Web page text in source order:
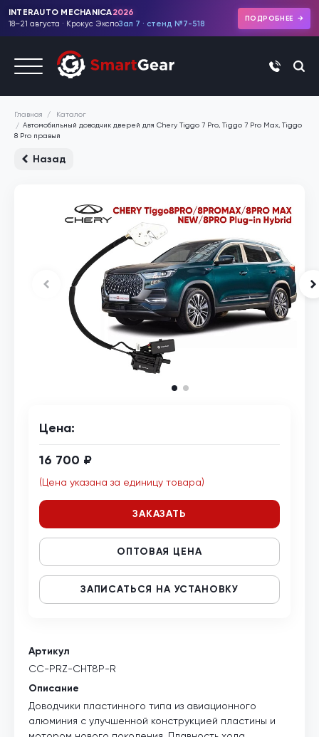
INTERAUTO MECHANICA2026
18–21 августа · Крокус ЭкспоЗал 7 · стенд №7-518
ПОДРОБНЕЕ
+7 (495)
Главная
Каталог
Автомобильный доводчик дверей для Chery Tiggo 7 Pro, Tiggo 7 Pro Max, Tiggo
8 Pro правый
Назад
Артикул
CC-PRZ-CHT8P-R
Описание
Доводчики пластинного типа из авиационного
алюминия с улучшенной конструкцией пластины и
Цена:
16 700 ₽
(Цена указана за единицу товара)
ЗАКАЗАТЬ
ОПТОВАЯ ЦЕНА
ЗАПИСАТЬСЯ НА УСТАНОВКУ